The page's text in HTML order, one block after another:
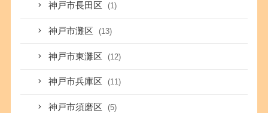
神戸市長田区 (1)
神戸市灘区 (13)
神戸市東灘区 (12)
神戸市兵庫区 (11)
神戸市須磨区 (5)